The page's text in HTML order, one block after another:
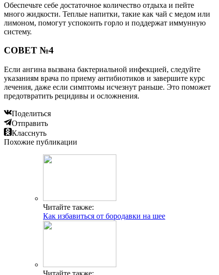
Обеспечьте себе достаточное количество отдыха и пейте
много жидкости. Теплые напитки, такие как чай с медом или
лимоном, помогут успокоить горло и поддержат иммунную
систему.
СОВЕТ №4
Если ангина вызвана бактериальной инфекцией, следуйте
указаниям врача по приему антибиотиков и завершите курс
лечения, даже если симптомы исчезнут раньше. Это поможет
предотвратить рецидивы и осложнения.
Поделиться
Отправить
Класснуть
Похожие публикации
Читайте также:
Как избавиться от бородавки на шее